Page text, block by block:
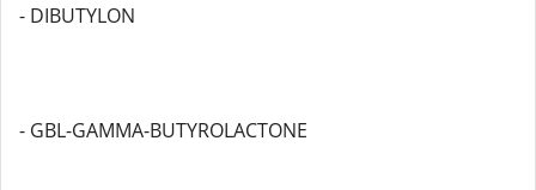
- DIBUTYLON
- GBL-GAMMA-BUTYROLACTONE